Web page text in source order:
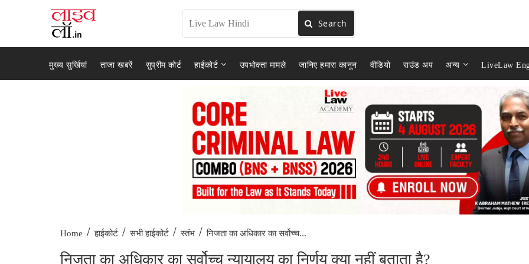
Search
मुख्य सुर्खियां ताजा खबरें सुप्रीम कोर्ट हाईकोर्ट उपभोक्ता मामले जानिए हमारा कानून वीडियो राउंड अप अन्य LiveLaw
Home / हाईकोर्ट / सभी हाईकोर्ट / स्तंभ / निजता का अधिकार का सर्वोच्च...
निजता का अधिकार का सर्वोच्च न्यायालय का निर्णय क्या नहीं बताता है?